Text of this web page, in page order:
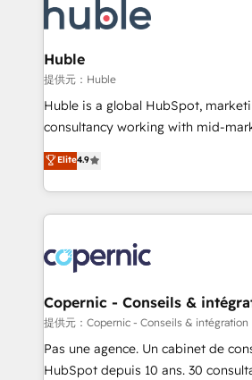
new HubSpot portal with
CRM Migrations using our in-house
skills, processes, and internal team
attract the right buyers, close deals
without outside dependencies. You’ll learn how to: •
Set up, audit, and organize your
Get your sales team fully using
pipeline and revenue across the
growth • Create content and
buyers • Use AI to scale smarter Our coaching-led
lasts. So if you're ready to become the most trusted
voice in your market, let’s talk.
Huble
提供元：Huble
Huble is a global HubSpot,
consultancy working with mid-
businesses. We go beyond implementation, shaping
the strategy, processes, and teams
HubSpot into a genuine growth engine.
HubSpot's Global Partner of the
worldwide, and with over 15 years
Huble has built a track record that
One company, one operating
across offices and consulting teams
Canada, Germany, France,
South Africa. Certified compliant with ISO/IEC
Elite4.9
Copernic - Conseils &
提供元：Copernic - Conseils & intégration
Pas une agence. Un cabinet de
HubSpot depuis 10 ans. 30